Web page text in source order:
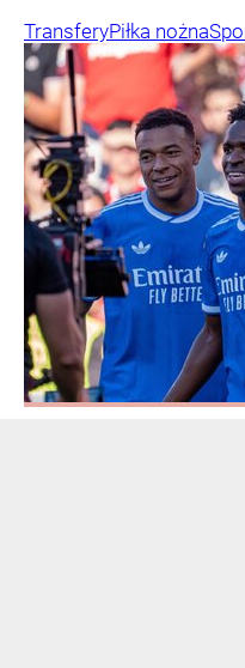
TransferyPiłka nożna